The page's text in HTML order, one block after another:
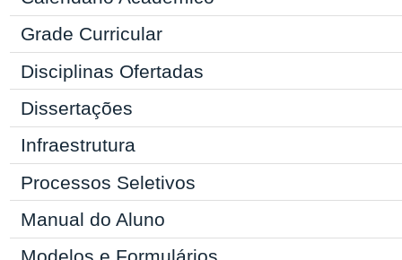
Grade Curricular
Disciplinas Ofertadas
Dissertações
Infraestrutura
Processos Seletivos
Manual do Aluno